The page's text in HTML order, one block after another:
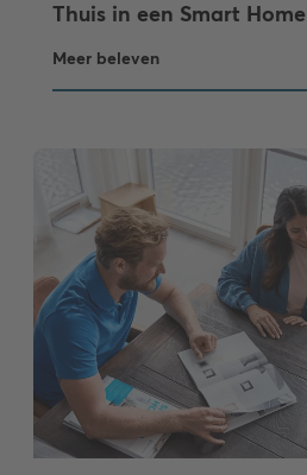
Thuis in een Smart Home
Meer beleven